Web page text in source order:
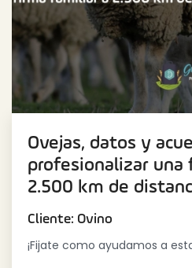
Ovejas, datos y
profesionalizar una
2.500 km de
Cliente: Ovino
¡Fijate como ayudamos a